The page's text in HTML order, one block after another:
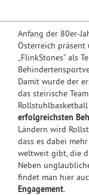
Anfang der 80er-
Österreich präsent
„FlinkStones“ als
Damit wurde der
das steirische
erfolgreichsten
Ländern wird
dass es dabei
weltweit gibt, die
Neben
findet man hier
Engagement.